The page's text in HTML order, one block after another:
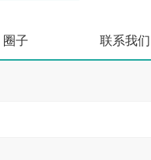
圈子 联系我们